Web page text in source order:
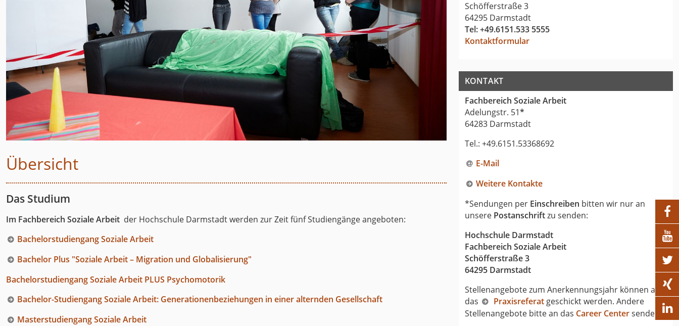
Übersicht
Das Studium
Im Fachbereich Soziale Arbeit der Hochschule Darmstadt werden zur Zeit fünf Studiengänge angeboten:
Bachelorstudiengang Soziale Arbeit
Bachelor Plus "Soziale Arbeit – Migration und Globalisierung"
Bachelorstudiengang Soziale Arbeit PLUS Psychomotorik
Bachelor-Studiengang Soziale Arbeit: Generationenbeziehungen in einer alternden Gesellschaft
Masterstudiengang Soziale Arbeit
Schöfferstraße 3
64295 Darmstadt
Tel: +49.6151.533 5555
Kontaktformular
KONTAKT
Fachbereich Soziale Arbeit
Adelungstr. 51*
64283 Darmstadt
Tel.: +49.6151.53368692
E-Mail
Weitere Kontakte
*Sendungen per Einschreiben bitten wir nur an
unsere Postanschriftzu senden:
Hochschule Darmstadt
Fachbereich Soziale Arbeit
Schöfferstraße 3
64295 Darmstadt
Stellenangebote zum Anerkennungsjahr können an
das
Praxisreferatgeschickt werden. Andere
Stellenangebote bitte an das Career Centersenden.




